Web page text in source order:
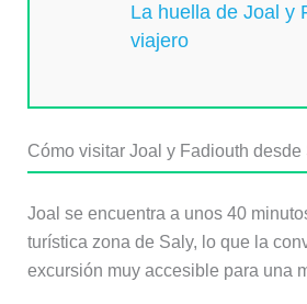
La huella de Joal y
viajero
Cómo visitar Joal y Fadiouth desde
Joal se encuentra a unos 40
turística zona de Saly, lo que la
excursión muy accesible para una